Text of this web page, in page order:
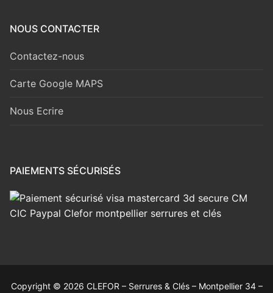
NOUS CONTACTER
Contactez-nous
Carte Google MAPS
Nous Ecrire
PAIEMENTS SÉCURISÉS
Copyright © 2026 CLEFOR – Serrures & Clés – Montpellier 34 –